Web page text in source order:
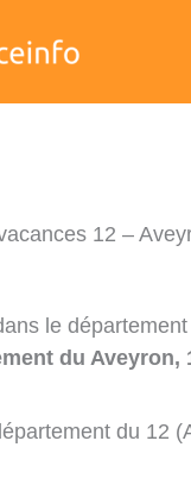
12 –
le
du Aveyron,
du 12